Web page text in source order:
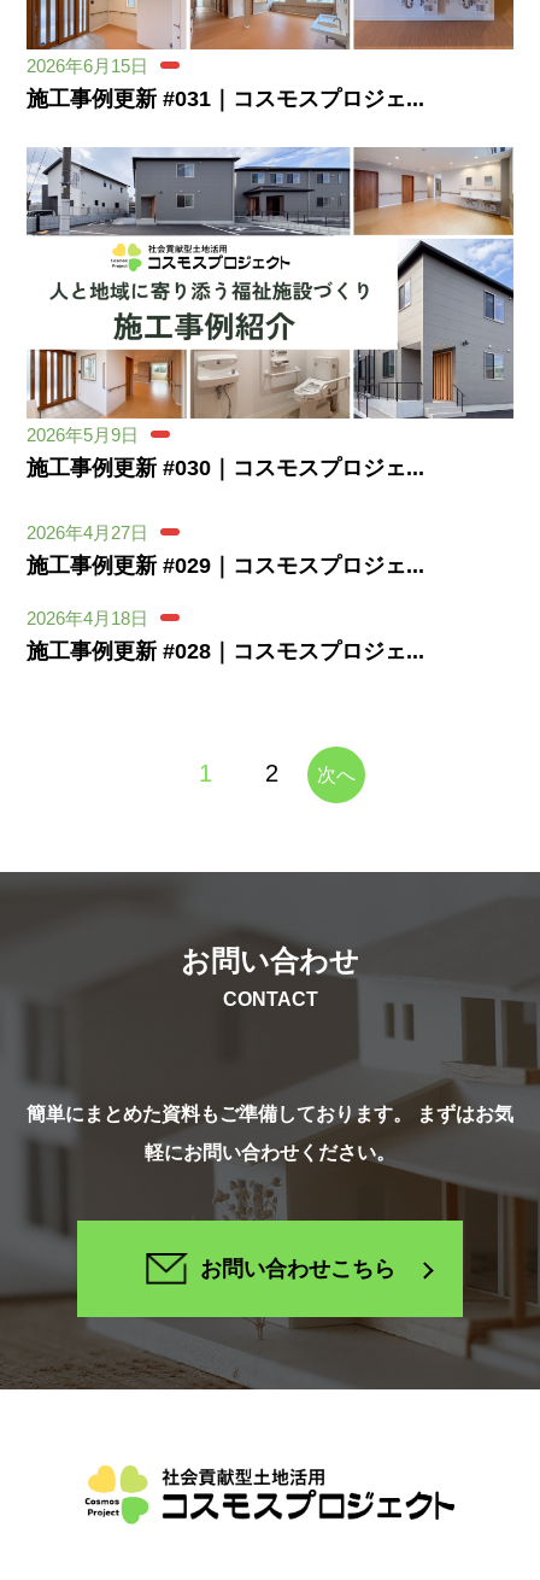
2026年6月15日
施工事例更新 #031｜コスモスプロジェ...
2026年5月9日
施工事例更新 #030｜コスモスプロジェ...
2026年4月27日
施工事例更新 #029｜コスモスプロジェ...
2026年4月18日
施工事例更新 #028｜コスモスプロジェ...
ジ
1 2 次へ
お問い合わせ
CONTACT
簡単にまとめた資料もご準備しております。 まずはお気
軽にお問い合わせください。
お問い合わせこちら